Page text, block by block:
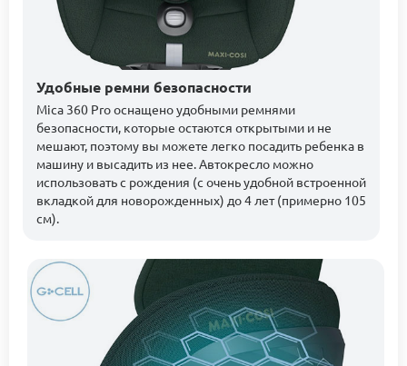
Удобные ремни безопасности
Mica 360 Pro оснащено удобными ремнями
безопасности, которые остаются открытыми и не
мешают, поэтому вы можете легко посадить ребенка в
машину и высадить из нее. Автокресло можно
использовать с рождения (с очень удобной встроенной
вкладкой для новорожденных) до 4 лет (примерно 105
см).